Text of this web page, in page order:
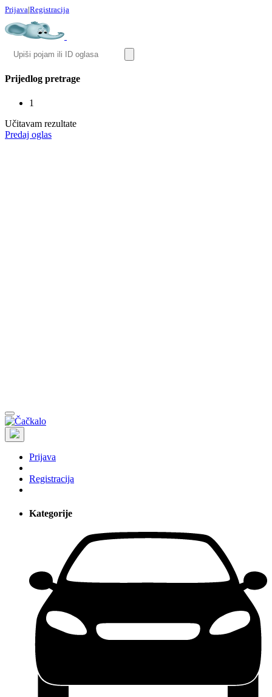
Prijava|Registracija
Prijedlog pretrage
1
Učitavam rezultate
Predaj oglas
Prijava
Registracija
Kategorije